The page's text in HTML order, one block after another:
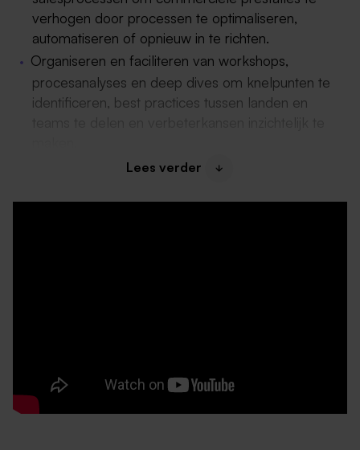
verhogen door processen te optimaliseren,
automatiseren of opnieuw in te richten.
Organiseren en faciliteren van workshops,
procesanalyses en deep dives om knelpunten te
identificeren, best practices tussen landen en
Ontwikkelen van businesscases, onderbouwen van
aanbevelingen aan management- en
Een bruto maandsalaris tussen de €4.466,- en
€6.379,- o.b.v. 40 uur, gebaseerd op jouw ervaring
Lees verder